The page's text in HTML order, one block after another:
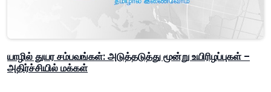
யாழில் துயர சம்பவங்கள்: அடுத்தடுத்து மூன்று உயிரிழப்புகள் –
அதிர்ச்சியில் மக்கள்